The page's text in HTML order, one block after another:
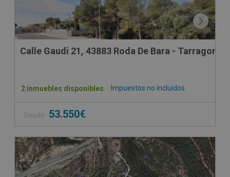
Calle Gaudi 21, 43883 Roda De Bara - Tarragona
Impuestos no incluidos
2 inmuebles disponibles
Desde 53.550€
CONDICIONES ESPECIALES